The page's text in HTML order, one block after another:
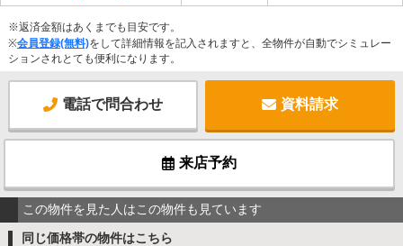
※返済金額はあくまでも目安です。
※会員登録(無料)をして詳細情報を記入されますと、全物件が自動でシミュレー
ションされとても便利になります。
電話で問合わせ 資料請求
来店予約
この物件を見た人はこの物件も見ています
同じ価格帯の物件はこちら